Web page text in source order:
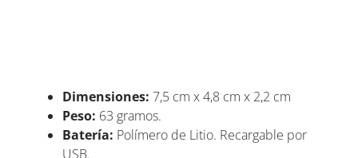
Dimensiones: 7,5 cm x 4,8 cm x 2,2 cm
Peso: 63 gramos.
Batería: Polímero de Litio. Recargable por
USB.